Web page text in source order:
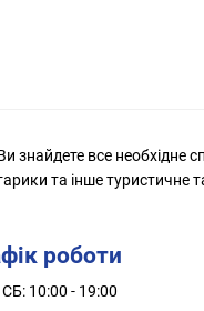
все необхідне
та інше туристичне
роботи
10:00 - 19:00